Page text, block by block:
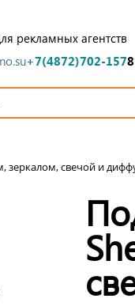
рекламных агентств
+7(4872)702-157
зеркалом, свечой и